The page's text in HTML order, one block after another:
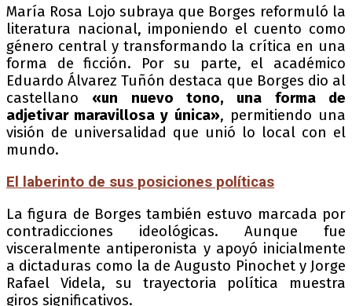
María Rosa Lojo subraya que Borges reformuló la
literatura nacional, imponiendo el cuento como
género central y transformando la crítica en una
forma de ficción. Por su parte, el académico
Eduardo Álvarez Tuñón destaca que Borges dio al
castellano «un nuevo tono, una forma de
adjetivar maravillosa y única», permitiendo una
visión de universalidad que unió lo local con el
mundo.
El laberinto de sus posiciones políticas
La figura de Borges también estuvo marcada por
contradicciones ideológicas. Aunque fue
visceralmente antiperonista y apoyó inicialmente
a dictaduras como la de Augusto Pinochet y Jorge
Rafael Videla, su trayectoria política muestra
giros significativos.